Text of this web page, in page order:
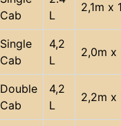
Cab
L
2,1m x
Single
Cab
4,2
L
2,0m x
Double
Cab
4,2
L
2,2m x